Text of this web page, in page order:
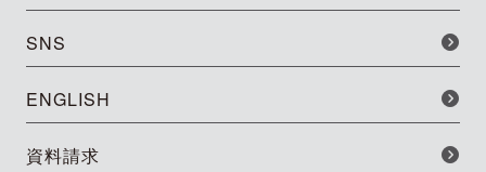
SNS
ENGLISH
資料請求